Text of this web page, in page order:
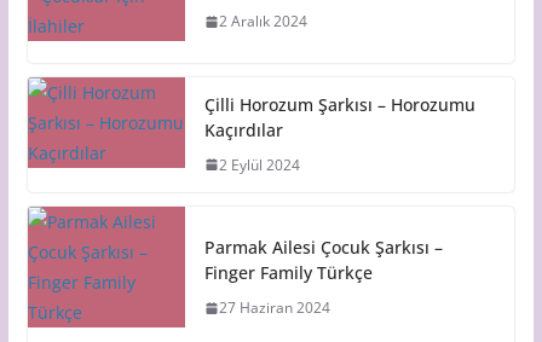
2 Aralık 2024
Çilli Horozum Şarkısı – Horozumu
Kaçırdılar
2 Eylül 2024
Parmak Ailesi Çocuk Şarkısı –
Finger Family Türkçe
27 Haziran 2024